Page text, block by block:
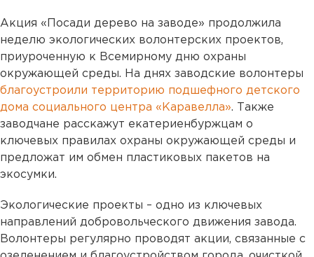
Акция «Посади дерево на заводе» продолжила
неделю экологических волонтерских проектов,
приуроченную к Всемирному дню охраны
окружающей среды. На днях заводские волонтеры
благоустроили территорию подшефного детского
дома социального центра «Каравелла». Также
заводчане расскажут екатериенбуржцам о
ключевых правилах охраны окружающей среды и
предложат им обмен пластиковых пакетов на
экосумки.
Экологические проекты – одно из ключевых
направлений добровольческого движения завода.
Волонтеры регулярно проводят акции, связанные с